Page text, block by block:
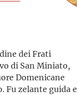
dei Frati
di San Miniato,
Domenicane
Fu zelante guida e